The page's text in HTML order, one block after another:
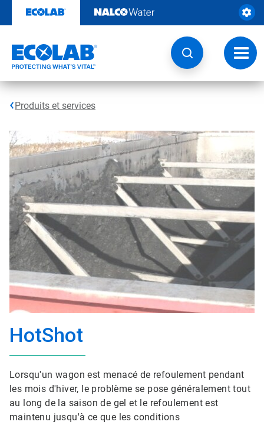
contenu​​​​​​​
à
Produits et services
HotShot
Lorsqu'un wagon est menacé de refoulement pendant
les mois d'hiver, le problème se pose généralement tout
au long de la saison de gel et le refoulement est
maintenu jusqu'à ce que les conditions